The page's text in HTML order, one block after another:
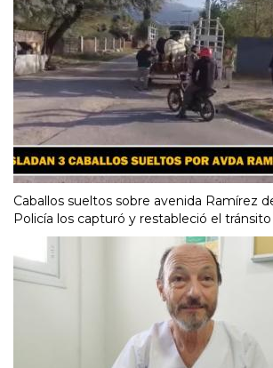
Caballos sueltos sobre avenida Ramírez
Policía los capturó y restableció el tránsito